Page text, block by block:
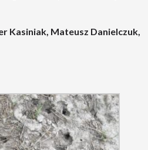
Kasiniak, Mateusz Danielczuk,